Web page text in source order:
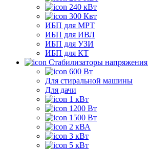
240 кВт
300 Квт
ИБП для МРТ
ИБП для ИВЛ
ИБП для УЗИ
ИБП для КТ
Стабилизаторы напряжения
600 Вт
Для стиральной машины
Для дачи
1 кВт
1200 Вт
1500 Вт
2 кВА
3 кВт
5 кВт